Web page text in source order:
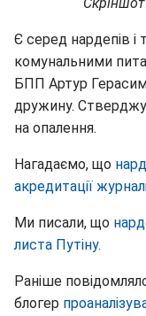
Є серед нардепів і
комунальними
БПП Артур
дружину.
на опалення.
Нагадаємо, що
акредитації
Ми писали, що
листа Путіну.
Раніше
блогер